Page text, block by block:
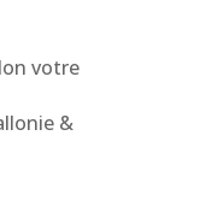
votre
&